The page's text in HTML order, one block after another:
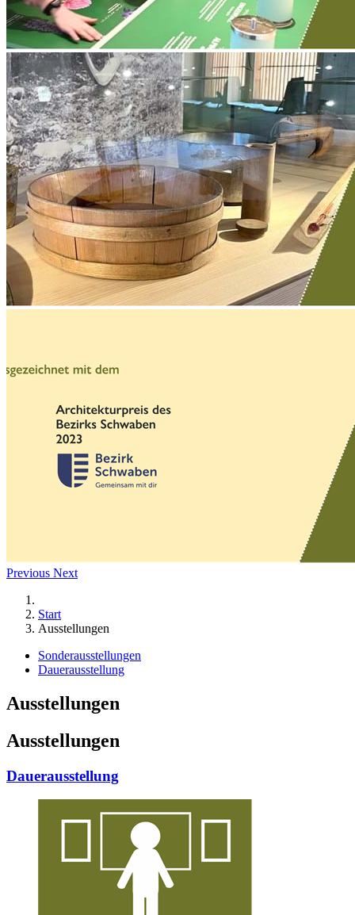
Previous Next
Start
Ausstellungen
Sonderausstellungen
Dauerausstellung
Ausstellungen
Ausstellungen
Dauerausstellung